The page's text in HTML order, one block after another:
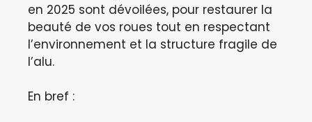
en 2025 sont dévoilées, pour restaurer la
beauté de vos roues tout en respectant
l’environnement et la structure fragile de
l’alu.
En bref :